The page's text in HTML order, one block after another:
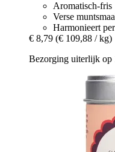
Aromatisch-fris
Verse
Harmonieert
€ 8,79 (€ 109,88 / kg)
Bezorging uiterlijk op